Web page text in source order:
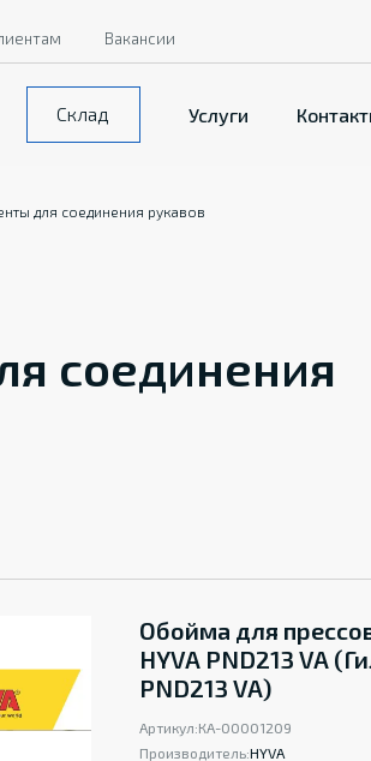
Склад Услуги
Вакансии
для соединения рукавов
соединения
Обойма для
HYVA PND213 VA
PND213 VA)
Артикул:КА-00001209
Производитель:HYVA